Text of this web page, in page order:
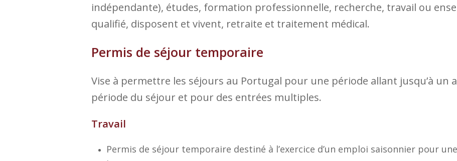
indépendante), études, formation professionnelle, recherche, travail ou
qualifié, disposent et vivent, retraite et traitement médical.
Permis de séjour temporaire
Vise à permettre les séjours au Portugal pour une période allant jusqu’à un
période du séjour et pour des entrées multiples.
Travail
Permis de séjour temporaire destiné à l’exercice d’un emploi saisonnier pour